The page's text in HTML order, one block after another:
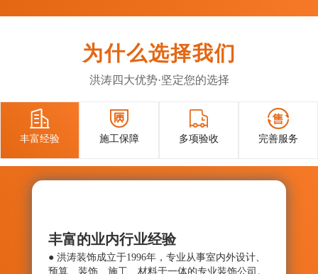
为什么选择我们
洪涛四大优势·坚定您的选择

丰富经验

施工保障

多项验收

完善服务
丰富的业内行业经验
● 洪涛装饰成立于1996年，专业从事室内外设计、
预算、装饰、施工、材料于一体的专业装饰公司。